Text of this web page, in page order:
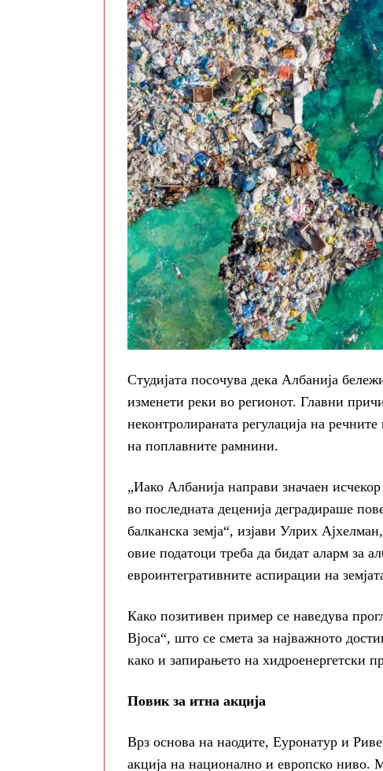
Студијата посочува дека Албанија
изменети реки во регионот. Главни
неконтролираната регулација на
на поплавните рамнини.
„Иако Албанија направи значаен
во последната деценија деградираше
балканска земја“, изјави Улрих
овие податоци треба да бидат аларм за
евроинтегративните аспирации на
Како позитивен пример се наведува
Вјоса“, што се смета за најважното
како и запирањето на хидроенергетски
Повик за итна акција
Врз основа на наодите, Еуронатур и
акција на национално и европско ниво.